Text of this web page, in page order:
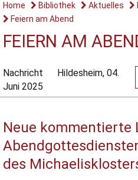
Home Bibliothek Aktuelles
Feiern am Abend
FEIERN AM
Nachricht Hildesheim, 04.
Juni 2025
Neue kommentierte
des